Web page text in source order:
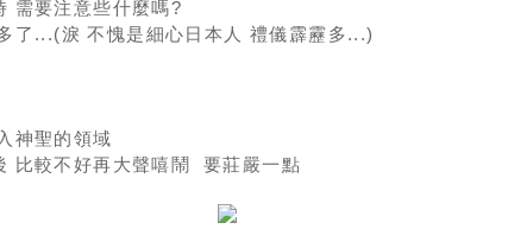
需要注意些什麼嗎?
了...(淚 不愧是細心日本人 禮儀霹靂多...)
神聖的領域
比較不好再大聲嘻鬧 要莊嚴一點